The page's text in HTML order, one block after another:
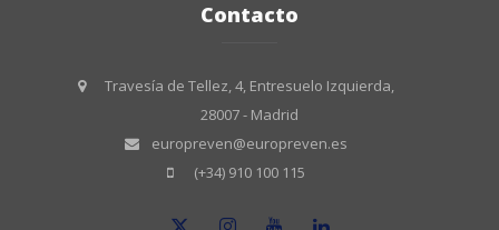
Contacto
Travesía de Tellez, 4, Entresuelo Izquierda,
28007 - Madrid
europreven@europreven.es
(+34) 910 100 115